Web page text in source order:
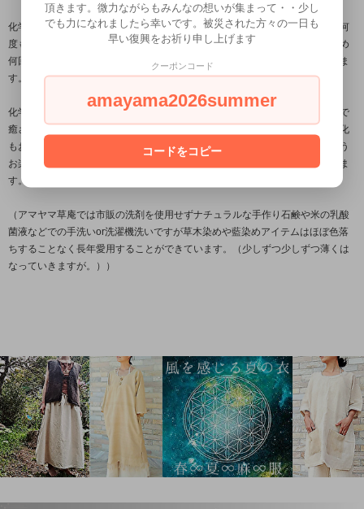
化学的なものを一切使用せずそういった類の色止めも行っていないため、（何
度も水を変えての水洗いで酸素還元する藍染めの色止めを行っています）初め
何回かのお洗濯では色落ちする可能性がありますので別洗いをお勧めいたしま
す。
化学染めの色落ちしない服との違いを感じるとともに、末永く草木染め製品で
癒されていただきたいですが、時間の経過とともに徐少しずつ薄れてくる変化
もお楽しみいただけたらと思います。そして再び草木染めで重ね染するという
お楽しみも楽しみに、ゆとりある幸せな日々をお過ごしいただけたらと思いま
す。。
（アマヤマ草庵では市販の洗剤を使用せずナチュラルな手作り石鹸や米の乳酸
菌液などでの手洗いor洗濯機洗いですが草木染めや藍染めアイテムはほぼ色落
ちすることなく長年愛用することができています。（少しずつ少しずつ薄くは
なっていきますが。））
頂きます。微力ながらもみんなの想いが集まって・・少し
でも力になれましたら幸いです。被災された方々の一日も
早い復興をお祈り申し上げます
クーポンコード
amayama2026summer
コードをコピー